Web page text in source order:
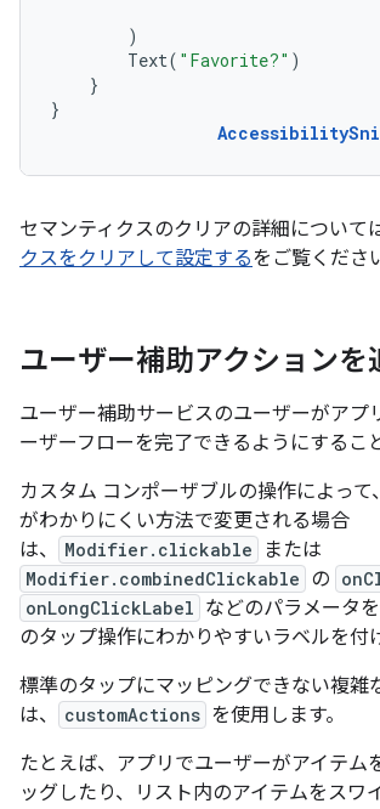
)
Text( "Favorite?" )
}
}
セマンティクスのクリアの詳細について
クスをクリアして設定するをご覧くださ
ユーザー補助アクションを
ユーザー補助サービスのユーザーがアプ
ーザーフローを完了できるようにするこ
カスタム コンポーザブルの操作によっ
がわかりにくい方法で変更される場合
は、
Modifier.clickable または
Modifier.combinedClickable の
onLongClickLabel などのパラメータ
のタップ操作にわかりやすいラベルを付
標準のタップにマッピングできない複雑
は、
customActions を使用します。
たとえば、アプリでユーザーがアイテム
ッグしたり、リスト内のアイテムをスワ